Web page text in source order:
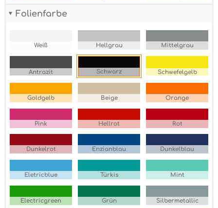
Folienfarbe
Weiß Hellgrau Mittelgrau
Antrazit Schwarz Schwefelgelb
Goldgelb Beige Orange
Pink Hellrot Rot
Dunkelrot Enzianblau Dunkelblau
Eletricblue Türkis Mint
Electricgreen Grün Silbermetallic